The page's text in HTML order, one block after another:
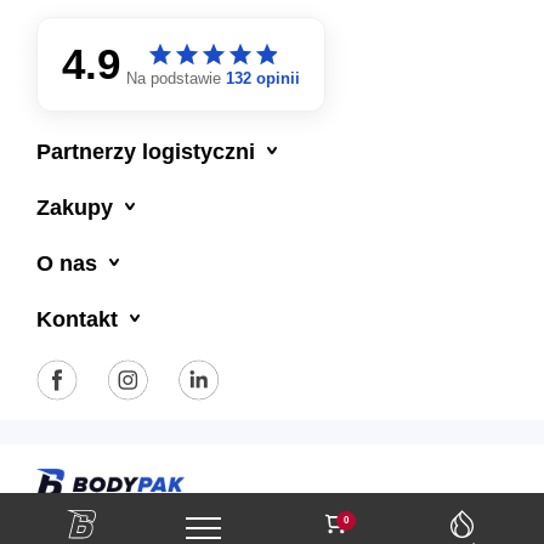
0
4.9 starstarstarstarstar
starstarstarstarstar
Na podstawie 132 opinii
Partnerzy logistyczni
Zakupy
O nas
Kontakt
Polityka prywatności Regulamin sklepu